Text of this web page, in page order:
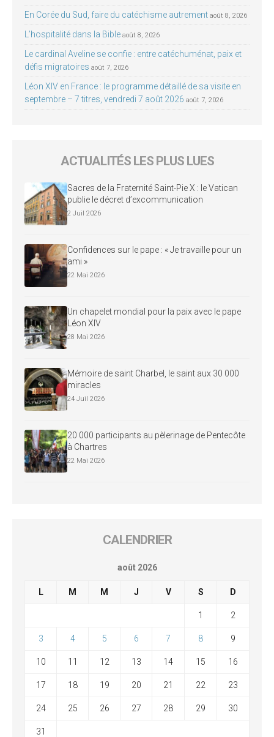
En Corée du Sud, faire du catéchisme autrement août 8, 2026
L’hospitalité dans la Bible août 8, 2026
Le cardinal Aveline se confie : entre catéchuménat, paix et
défis migratoires août 7, 2026
Léon XIV en France : le programme détaillé de sa visite en
septembre – 7 titres, vendredi 7 août 2026 août 7, 2026
ACTUALITÉS LES PLUS LUES
Sacres de la Fraternité Saint-Pie X : le Vatican
publie le décret d’excommunication
2 Juil 2026
Confidences sur le pape : « Je travaille pour un
ami »
22 Mai 2026
Un chapelet mondial pour la paix avec le pape
Léon XIV
28 Mai 2026
Mémoire de saint Charbel, le saint aux 30 000
miracles
24 Juil 2026
20 000 participants au pèlerinage de Pentecôte
à Chartres
22 Mai 2026
CALENDRIER
août 2026
L M M J V S D
1 2
3 4 5 6 7 8 9
10 11 12 13 14 15 16
17 18 19 20 21 22 23
24 25 26 27 28 29 30
31